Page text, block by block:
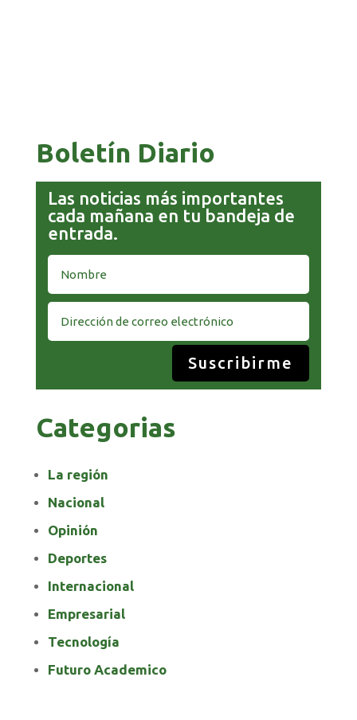
Boletín Diario
Las noticias más importantes
cada mañana en tu bandeja de
entrada.
Suscribirme
Categorias
La región
Nacional
Opinión
Deportes
Internacional
Empresarial
Tecnología
Futuro Academico